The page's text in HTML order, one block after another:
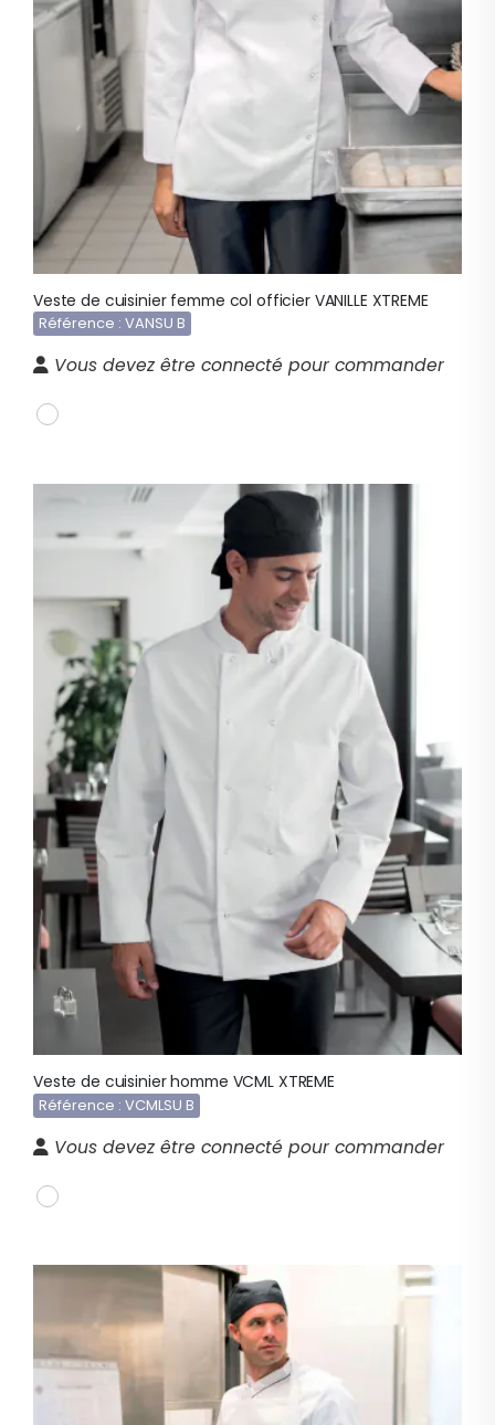
Veste de cuisinier femme col officier VANILLE XTREME
Référence : VANSU B
Vous devez être connecté pour commander
Veste de cuisinier homme VCML XTREME
Référence : VCMLSU B
Vous devez être connecté pour commander